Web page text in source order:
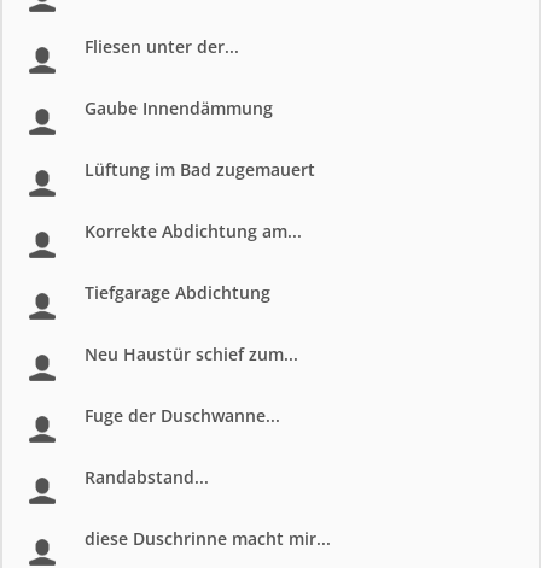
Fliesen unter der...
Gaube Innendämmung
Lüftung im Bad zugemauert
Korrekte Abdichtung am...
Tiefgarage Abdichtung
Neu Haustür schief zum...
Fuge der Duschwanne...
Randabstand...
diese Duschrinne macht mir...